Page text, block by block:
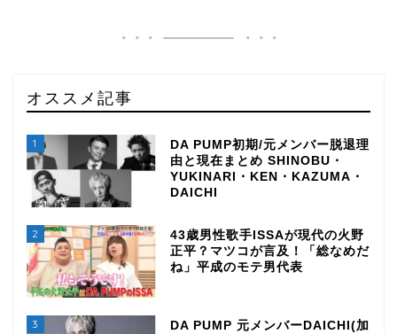
オススメ記事
1
DA PUMP初期/元メンバー脱退理
由と現在まとめ SHINOBU・
YUKINARI・KEN・KAZUMA・
DAICHI
2
43歳男性歌手ISSAが現代の火野
正平？マツコが言及！「総なめだ
ね」平成のモテ男代表
3
DA PUMP 元メンバーDAICHI(加